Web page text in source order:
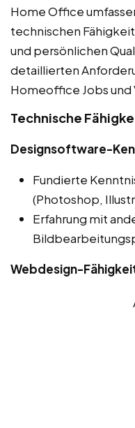
Home Office
technischen
und persönlichen
detaillierten
Homeoffice Jobs und
Technische
Designsoftware-
Fundierte
(Photoshop,
Erfahrung mit
Webdesign-